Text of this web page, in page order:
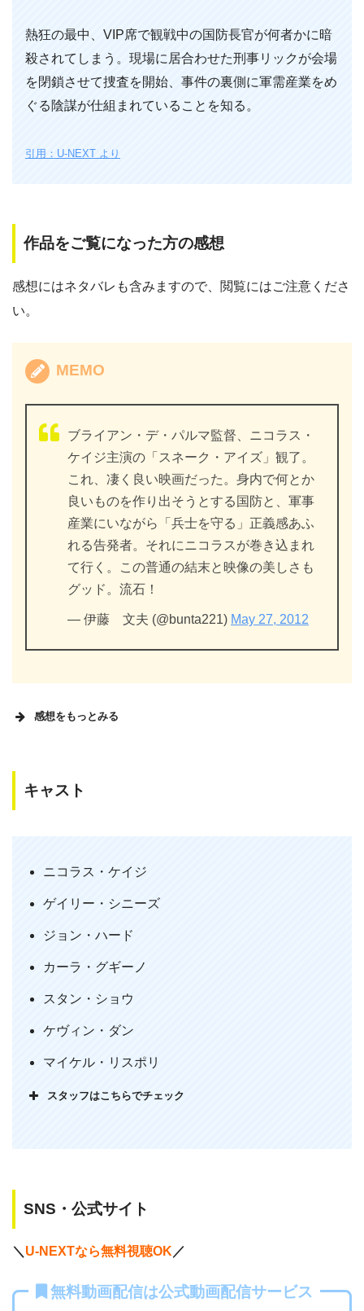
熱狂の最中、VIP席で観戦中の国防長官が何者かに暗
殺されてしまう。現場に居合わせた刑事リックが会場
を閉鎖させて捜査を開始、事件の裏側に軍需産業をめ
ぐる陰謀が仕組まれていることを知る。
引用：U-NEXT より
作品をご覧になった方の感想
感想にはネタバレも含みますので、閲覧にはご注意くださ
い。
MEMO
ブライアン・デ・パルマ監督、ニコラス・
ケイジ主演の「スネーク・アイズ」観了。
これ、凄く良い映画だった。身内で何とか
良いものを作り出そうとする国防と、軍事
産業にいながら「兵士を守る」正義感あふ
れる告発者。それにニコラスが巻き込まれ
て行く。この普通の結末と映像の美しさも
グッド。流石！
— 伊藤 文夫 (@bunta221) May 27, 2012
感想をもっとみる
中に狙撃された国防長官の犯人を突き止
た…お話。ワンシーン長回しとカメラで
録画された映像を時間的かつ多面的に組
での緊張感。こういうの好き。
— VanTomio (@VanTomio)
2012
キャスト
ニコラス・ケイジ
ゲイリー・シニーズ
ジョン・ハード
カーラ・グギーノ
スタン・ショウ
ケヴィン・ダン
マイケル・リスポリ
スタッフはこちらでチェック
SNS・公式サイト
＼ U-NEXTなら無料視聴OK ／
無料動画配信は公式動画配信サービス